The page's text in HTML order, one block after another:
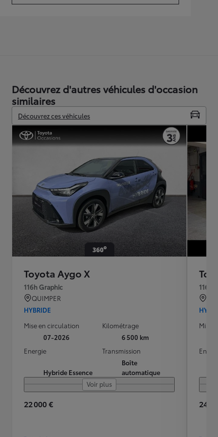
Découvrez d'autres véhicules d'occasion
similaires
Découvrez ces véhicules
Toyota Aygo X
116h Graphic
QUIMPER
HYBRIDE
Mise en circulation
07-2026
Kilométrage
6 500 km
Energie
Hybride Essence
Transmission
Boîte
automatique
Voir plus
22 000 €
116h
Mise
24